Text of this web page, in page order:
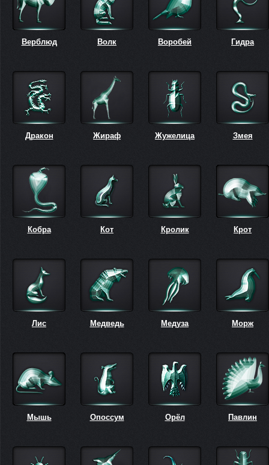
Верблюд Волк Воробей Гидра
Дракон Жираф Жужелица Змея
Кобра Кот Кролик Крот
Лис Медведь Медуза Морж
Мышь Опоссум Орёл Павлин